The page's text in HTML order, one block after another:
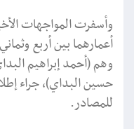
وأسفرت المواجهات
أعمارهما بين أربع
وهم (أحمد إبراهيم
حسين البداي)، جراء
للمصادر.